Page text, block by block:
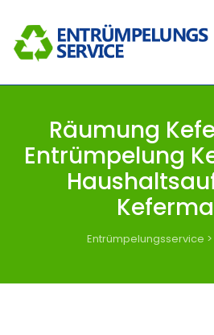
Räumung
Entrümpelung
Entrümpelungsservice >